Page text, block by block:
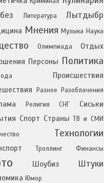
Литература Лытдыбр
Мнения Музыка Наука
Олимпиада
Отдых
Персоны Политика
Происшествия
Разное Разоблачения
Религия СНГ
Сиськи
Спорт Страны ТВ и СМИ
Технологии
Троллинг Финансы
Шоубиз Штуки
Юмор